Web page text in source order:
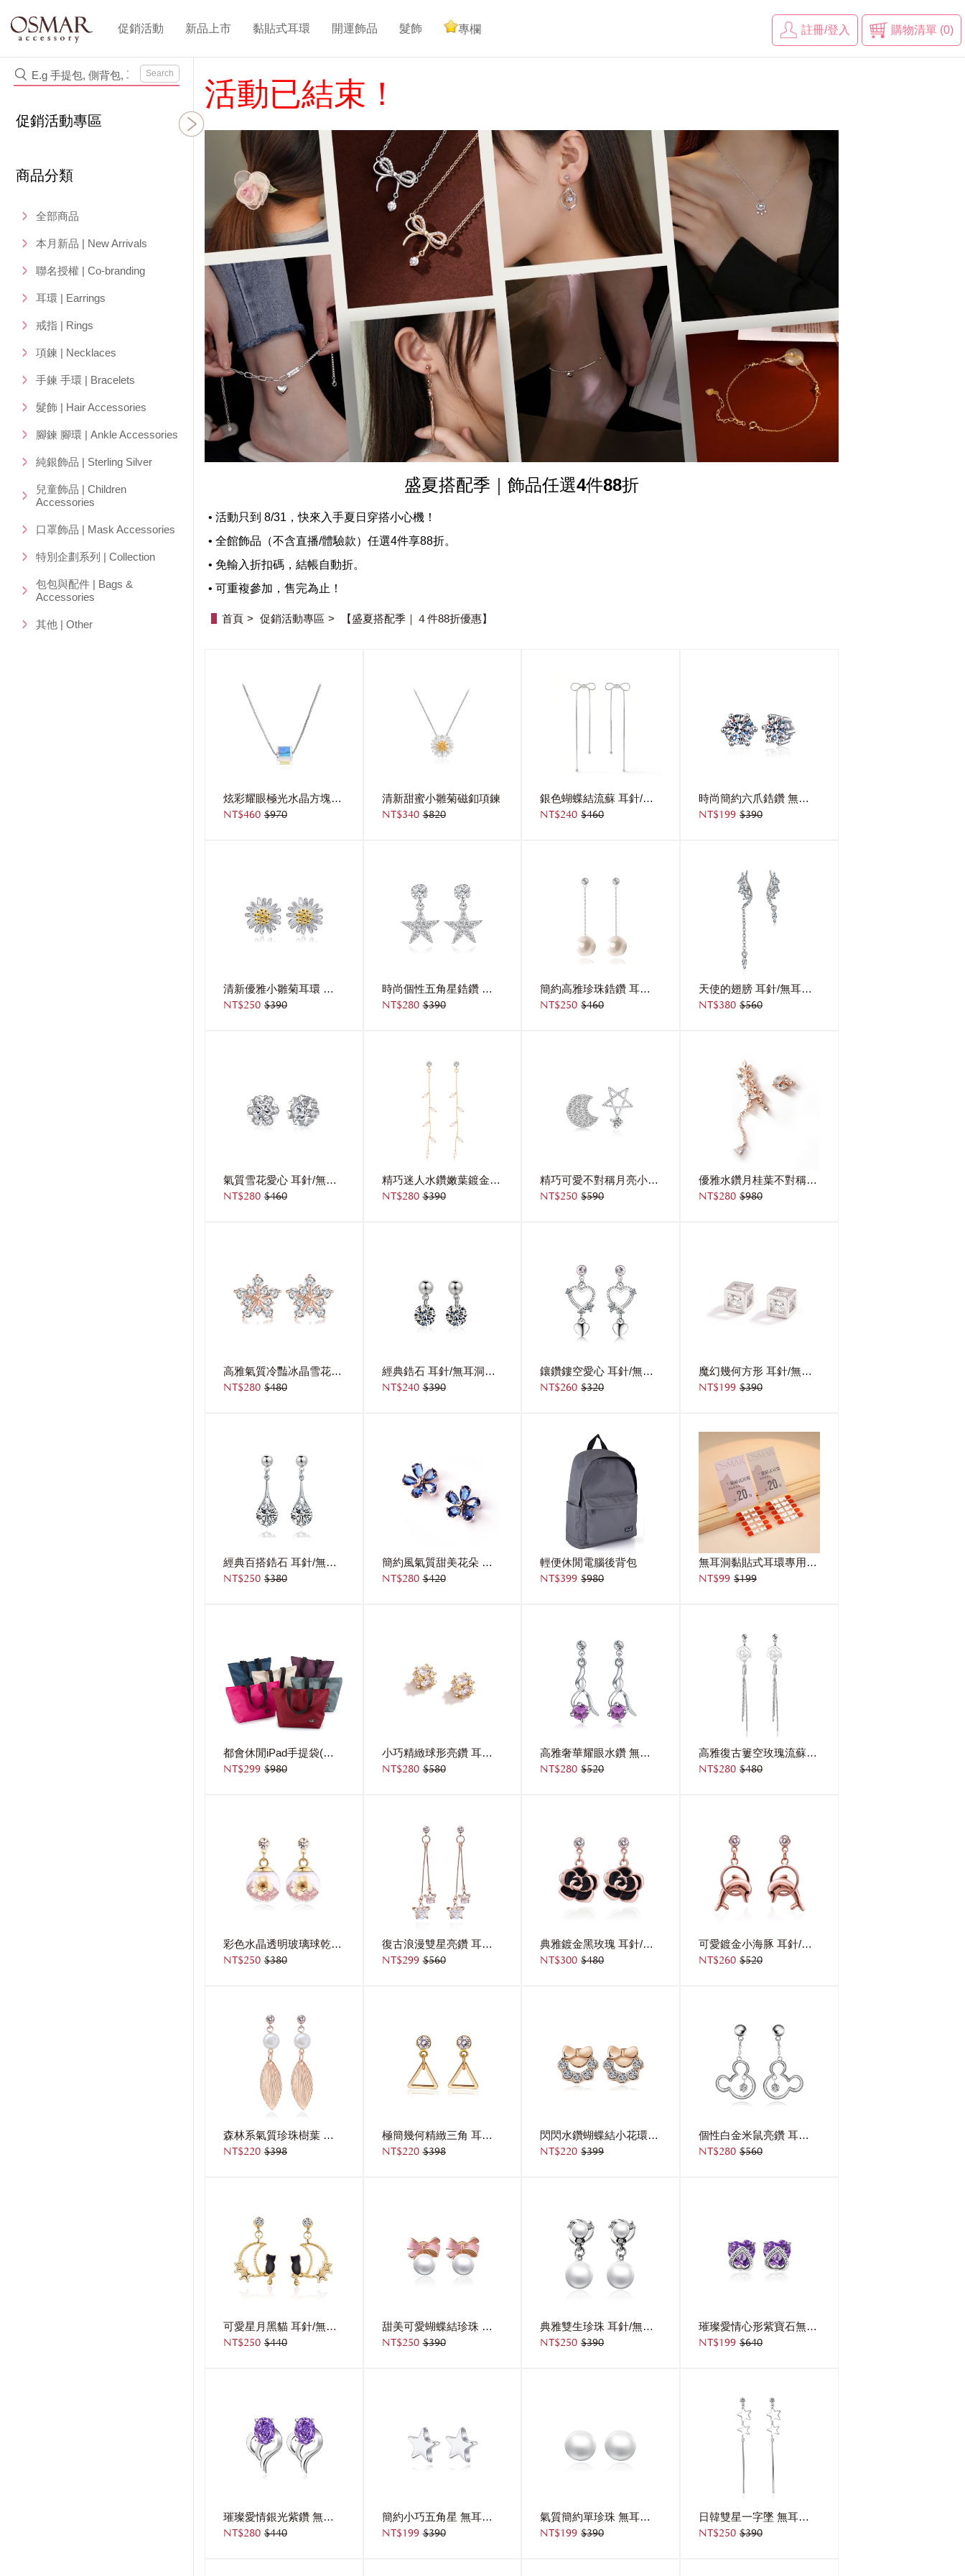
促銷活動 新品上市 黏貼式耳環 開運飾品 髮飾 專欄 購物清單 (0)
註冊/登入
Search
促銷活動專區
商品分類
全部商品
本月新品 | New Arrivals
聯名授權 | Co-branding
耳環 | Earrings
戒指 | Rings
項鍊 | Necklaces
手鍊 手環 | Bracelets
髮飾 | Hair Accessories
腳鍊 腳環 | Ankle Accessories
純銀飾品 | Sterling Silver
兒童飾品 | Children
Accessories
口罩飾品 | Mask Accessories
特別企劃系列 | Collection
包包與配件 | Bags &
Accessories
其他 | Other
活動已結束！
盛夏搭配季｜飾品任選4件88折
• 活動只到 8/31，快來入手夏日穿搭小心機！
• 全館飾品（不含直播/體驗款）任選4件享88折。
• 免輸入折扣碼，結帳自動折。
• 可重複參加，售完為止！
首頁 促銷活動專區 【盛夏搭配季｜４件88折優惠】
炫彩耀眼極光水晶方塊磁扣項鍊
NT$460 $970
清新甜蜜小雛菊磁釦項鍊
NT$340 $820
銀色蝴蝶結流蘇 耳針/無耳洞黏貼式耳環
NT$240 $460
時尚簡約六爪鋯鑽 無耳洞黏貼式耳環 (7mm)
NT$199 $390
清新優雅小雛菊耳環 耳針/無耳洞黏貼式耳環
NT$250 $390
時尚個性五角星鋯鑽 耳針/無耳洞黏貼式耳環
NT$280 $390
簡約高雅珍珠鋯鑽 耳針/無耳洞黏貼式耳環
NT$250 $460
天使的翅膀 耳針/無耳洞黏貼式耳環
NT$380 $560
氣質雪花愛心 耳針/無耳洞黏貼式耳環
NT$280 $460
精巧迷人水鑽嫩葉鍍金 耳針/無耳洞黏貼式耳環
NT$280 $390
精巧可愛不對稱月亮小星星鋯鑽 耳針/無耳洞黏貼式耳環
NT$250 $590
優雅水鑽月桂葉不對稱 耳針/無耳洞黏貼式耳環
NT$280 $980
高雅氣質冷豔冰晶雪花鋯鑽 耳針/無耳洞黏貼式耳環
NT$280 $480
經典鋯石 耳針/無耳洞黏貼式耳環
NT$240 $390
鑲鑽鏤空愛心 耳針/無耳洞黏貼式耳環
NT$260 $320
魔幻幾何方形 耳針/無耳洞黏貼式耳環
NT$199 $390
經典百搭鋯石 耳針/無耳洞黏貼式耳環
NT$250 $380
簡約風氣質甜美花朵 無耳洞黏貼式耳環
NT$280 $420
輕便休閒電腦後背包
NT$399 $980
無耳洞黏貼式耳環專用貼紙補充包【20對入】
NT$99 $199
都會休閒iPad手提袋(不含吊飾)
NT$299 $980
小巧精緻球形亮鑽 耳針/無耳洞黏貼式耳環
NT$280 $580
高雅奢華耀眼水鑽 無耳洞黏貼式耳環
NT$280 $520
高雅復古簍空玫瑰流蘇 無耳洞黏貼式耳環
NT$280 $480
彩色水晶透明玻璃球乾花 無耳洞黏貼式耳環
NT$250 $380
復古浪漫雙星亮鑽 耳針/無耳洞黏貼式耳環
NT$299 $560
典雅鍍金黑玫瑰 耳針/無耳洞黏貼式耳環
NT$300 $480
可愛鍍金小海豚 耳針/無耳洞黏貼式耳環
NT$260 $520
森林系氣質珍珠樹葉 耳針/無耳洞黏貼式耳環
NT$220 $398
極簡幾何精緻三角 耳針/無耳洞黏貼式耳環
NT$220 $398
閃閃水鑽蝴蝶結小花環 耳針/無耳洞黏貼式耳環
NT$220 $399
個性白金米鼠亮鑽 耳針/無耳洞黏貼式耳環
NT$280 $560
可愛星月黑貓 耳針/無耳洞黏貼式耳環
NT$250 $440
甜美可愛蝴蝶結珍珠 耳針/無耳洞黏貼式耳環
NT$250 $390
典雅雙生珍珠 耳針/無耳洞黏貼式耳環
NT$250 $390
璀璨愛情心形紫寶石無耳洞貼式耳環
NT$199 $640
璀璨愛情銀光紫鑽 無耳洞黏貼式耳環
NT$280 $440
簡約小巧五角星 無耳洞黏貼式耳環
NT$199 $390
氣質簡約單珍珠 無耳洞黏貼式耳環
NT$199 $390
日韓雙星一字墜 無耳洞黏貼式耳環
NT$250 $390